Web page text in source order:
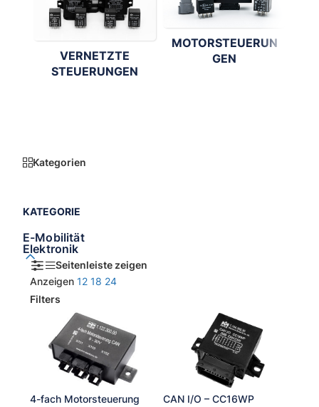
VERNETZTE
STEUERUNGEN
MOTORSTEUERUN
GEN
Kategorien
KATEGORIE
E-Mobilität
Elektronik
Seitenleiste zeigen
Anzeigen 12 18 24
Filters
4-fach Motorsteuerung
CAN I/O – CC16WP